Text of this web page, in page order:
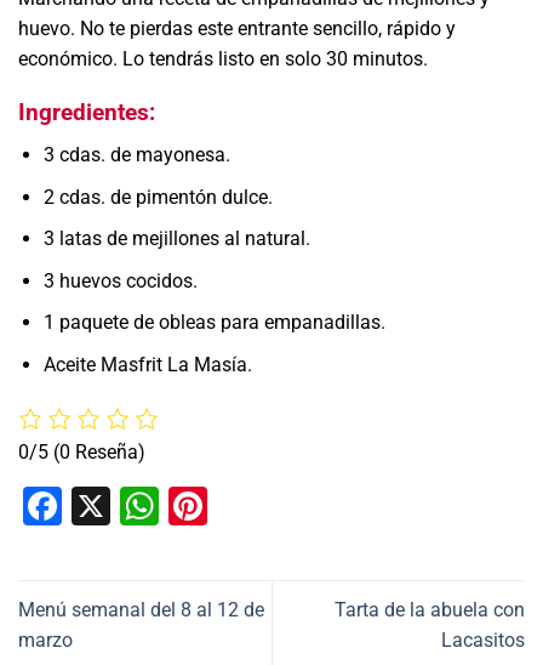
huevo. No te pierdas este entrante sencillo, rápido y
económico. Lo tendrás listo en solo 30 minutos.
Ingredientes:
3 cdas. de mayonesa.
2 cdas. de pimentón dulce.
3 latas de mejillones al natural.
3 huevos cocidos.
1 paquete de obleas para empanadillas.
Aceite Masfrit La Masía.
0/5 (0 Reseña)
Facebook
X WhatsApp
Menú semanal del 8 al 12 de
marzo
Tarta de la abuela con
Lacasitos